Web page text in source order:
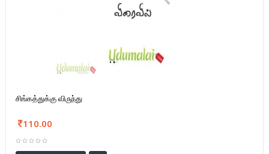
சிங்கத்துக்கு விருந்து
110.00